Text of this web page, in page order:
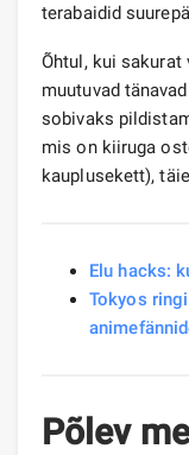
terabaidid
Õhtul, kui sakurat
muutuvad
sobivaks
mis on kiiruga
kauplusekett),
Elu hacks:
Tokyos
Põlev